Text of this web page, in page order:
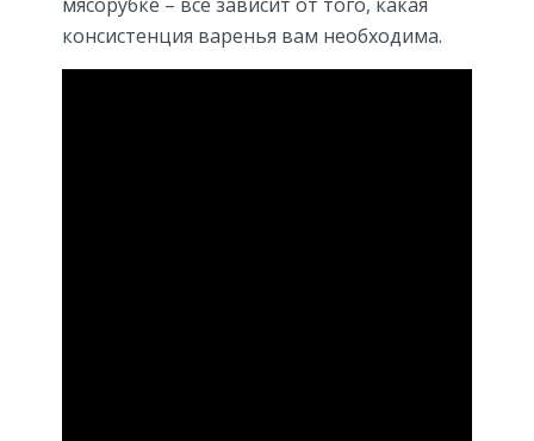
консистенция варенья вам необходима.